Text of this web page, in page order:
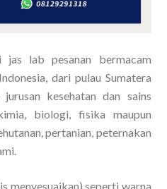
jas lab pesanan bermacam
dari pulau Sumatera
kesehatan dan sains
biologi, fisika maupun
pertanian, peternakan
menyesuaikan) seperti warna